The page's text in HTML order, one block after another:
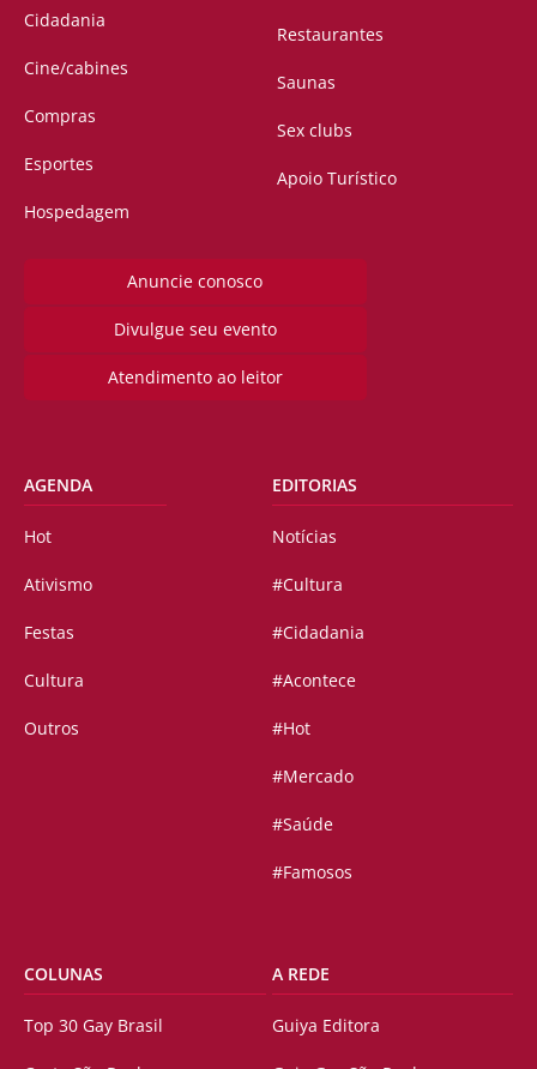
Cidadania
Cine/cabines
Compras
Esportes
Hospedagem
Restaurantes
Saunas
Sex clubs
Apoio Turístico
Anuncie conosco
Divulgue seu evento
Atendimento ao leitor
AGENDA
Hot
Ativismo
Festas
Cultura
Outros
EDITORIAS
Notícias
#Cultura
#Cidadania
#Acontece
#Hot
#Mercado
#Saúde
#Famosos
COLUNAS
Top 30 Gay Brasil
A REDE
Guiya Editora